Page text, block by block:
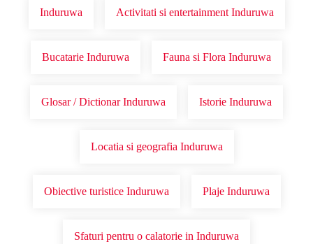
Induruwa Activitati si entertainment Induruwa
Bucatarie Induruwa Fauna si Flora Induruwa
Glosar / Dictionar Induruwa Istorie Induruwa
Locatia si geografia Induruwa
Obiective turistice Induruwa Plaje Induruwa
Sfaturi pentru o calatorie in Induruwa